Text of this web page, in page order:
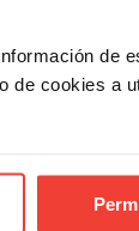
de
de cookies a